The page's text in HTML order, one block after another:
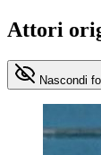
Attori
Nascondi